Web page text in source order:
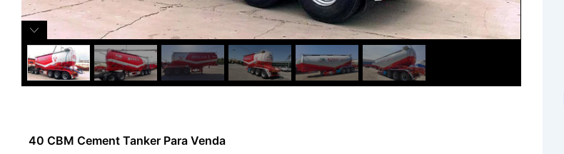
40 CBM Cement Tanker Para Venda